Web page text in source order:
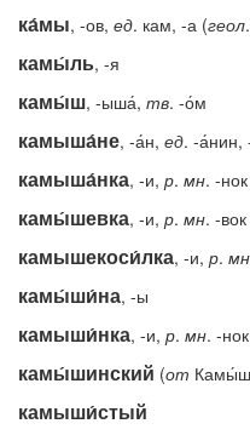
ка́мы, -ов, ед. кам, -а (геол
камы́ль, -я
камы́ш, -ыша́, тв. -о́м
камыша́не, -а́н, ед. -а́нин,
камыша́нка, -и, р. мн. -
камы́шевка, -и, р. мн. -
камышекоси́лка, -и, р. мн
камы́ши́на, -ы
камыши́нка, -и, р. мн. -нок
камы́шинский (от
камыши́стый